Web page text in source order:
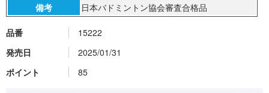
品番
15222
発売日
2025/01/31
ポイント
85
備考
日本バドミントン協会審査合格品